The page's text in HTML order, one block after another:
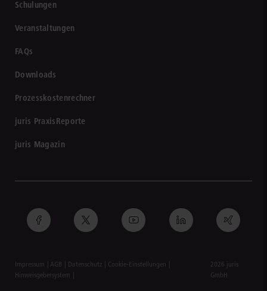
Schulungen
Veranstaltungen
FAQs
Downloads
Prozesskostenrechner
juris PraxisReporte
juris Magazin
Impressum AGB Datenschutz
Cookie-Einstellungen
Hinweisgebersystem
2026 juris
GmbH